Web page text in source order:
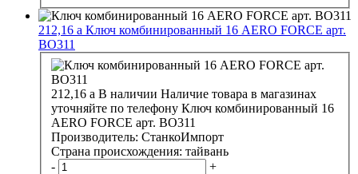
212,16 a Ключ комбинированный 16 АERO FORCE арт.
ВО311
212,16 a В наличии Наличие товара в магазинах
уточняйте по телефону Ключ комбинированный 16
АERO FORCE арт. ВО311
Производитель: СтанкоИмпорт
Страна происхождения: тайвань
-
+